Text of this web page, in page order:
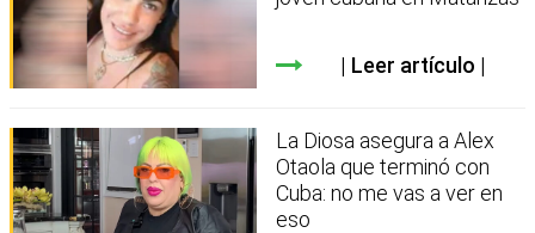
Leer artículo
La Diosa asegura a Alex
Otaola que terminó con
Cuba: no me vas a ver en
eso